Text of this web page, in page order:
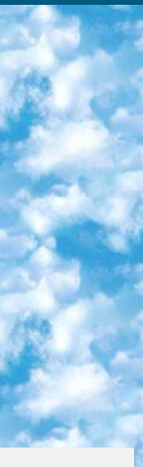
составленные экспертами из разных отраслей и объединённые общими темами. Среди них, к примеру, есть серии «Биоинформатика и геномика», «Культура средневековой Скандинавии» и Cinema Studies о теории кино. Каждая подборка лекций — логически связанная история, рассказанная экспертом от первого лица. Кроме того, на сайте появляются научно-образовательные статьи и тесты на разные темы. 7. «Newочём» Команда проекта «Newочём» отбирает самые интересные тексты из англоязычных СМИ и переводит те из них, за которые голосуют участники сообщества «ВКонтакте». По большей части это научно-популярные статьи. Редакторы придумывают лишь заголовки, в остальном содержание переводов соответствует оригиналам. Полные тексты можно читать прямо в социальной сети. 8. InternetUrok Онлайн-база материалов по основным дисциплинам школьной программы. Информация на сайте структурирована по классам, предметам и темам (урокам). Каждый урок состоит из видеолекций и конспектов. Есть также интерактивные тренажёры и тесты для закрепления пройденного материала. Даже если вы давно окончили школу, возможность повторить программу старших классов всегда может пригодиться. 9. Edutainme Ещё один ресурс об образовании. В отличие от Newtonew, как мне кажется, Edutainme больше ориентируется на представителей индустрии: педагогов, предпринимателей, разработчиков образовательных проектов. Но и любой, кто просто стремится к саморазвитию, найдёт на сайте много полезного и интересного для себя. Например, информацию о новых курсах и образовательных сервисах. 10. Newtonew Онлайн-медиа об образовании и обучении в широком смысле. Авторы Newtonew пишут об инструментах, заведениях, тактиках и стратегиях, которые помогают учить других и получать новые знания самостоятельно. На этой площадке вы найдёте новости, обзоры, аналитические мат